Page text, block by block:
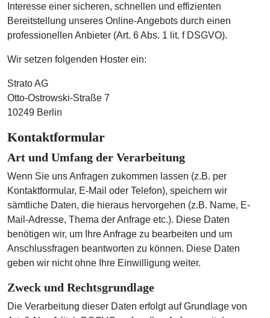
Interesse einer sicheren, schnellen und effizienten
Bereitstellung unseres Online-Angebots durch einen
professionellen Anbieter (Art. 6 Abs. 1 lit. f DSGVO).
Wir setzen folgenden Hoster ein:
Strato AG
Otto-Ostrowski-Straße 7
10249 Berlin
Kontaktformular
Art und Umfang der Verarbeitung
Wenn Sie uns Anfragen zukommen lassen (z.B. per
Kontaktformular, E-Mail oder Telefon), speichern wir
sämtliche Daten, die hieraus hervorgehen (z.B. Name, E-
Mail-Adresse, Thema der Anfrage etc.). Diese Daten
benötigen wir, um Ihre Anfrage zu bearbeiten und um
Anschlussfragen beantworten zu können. Diese Daten
geben wir nicht ohne Ihre Einwilligung weiter.
Zweck und Rechtsgrundlage
Die Verarbeitung dieser Daten erfolgt auf Grundlage von